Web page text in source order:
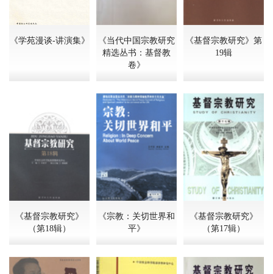
《学苑漫谈-讲演集》
《当代中国宗教研究
精选丛书：基督教
卷》
《基督宗教研究》第
19辑
《基督宗教研究》
（第18辑）
《宗教：关切世界和
平》
《基督宗教研究》
（第17辑）